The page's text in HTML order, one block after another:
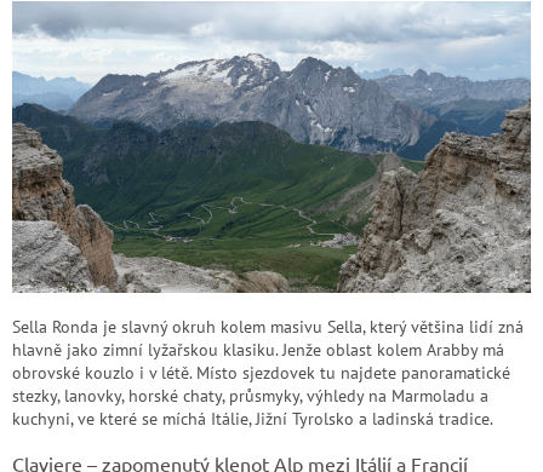
Sella Ronda je slavný okruh kolem masivu Sella, který většina lidí zná
hlavně jako zimní lyžařskou klasiku. Jenže oblast kolem Arabby má
obrovské kouzlo i v létě. Místo sjezdovek tu najdete panoramatické
stezky, lanovky, horské chaty, průsmyky, výhledy na Marmoladu a
kuchyni, ve které se míchá Itálie, Jižní Tyrolsko a ladinská tradice.
Claviere – zapomenutý klenot Alp mezi Itálií a Francií